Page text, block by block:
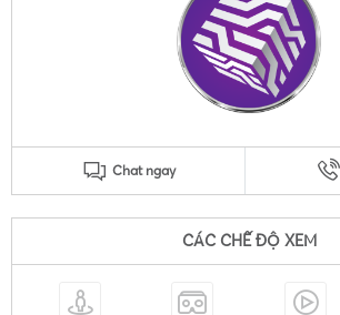
Chat ngay
CÁC CHẾ ĐỘ XEM